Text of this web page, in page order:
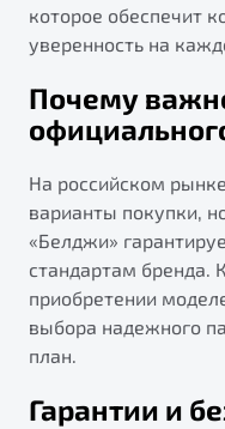
которое обеспечит
уверенность на
Почему
На российском
варианты покупки,
«Белджи»
стандартам бренда.
приобретении
выбора надежного
план.
Гарантии и